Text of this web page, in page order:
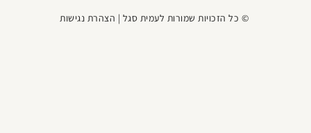
© כל הזכויות שמורות לעמית סגל | הצהרת נגישות